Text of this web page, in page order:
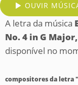
OUVIR
A letra da música
No. 4 in G
disponível no
compositores da letra